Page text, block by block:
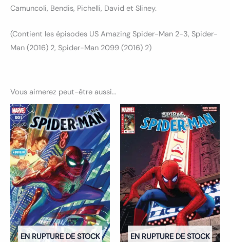
Camuncoli, Bendis, Pichelli, David et Sliney.
(Contient les épisodes US Amazing Spider-Man 2-3, Spider-
Man (2016) 2, Spider-Man 2099 (2016) 2)
Vous aimerez peut-être aussi…
EN RUPTURE DE STOCK EN RUPTURE DE STOCK